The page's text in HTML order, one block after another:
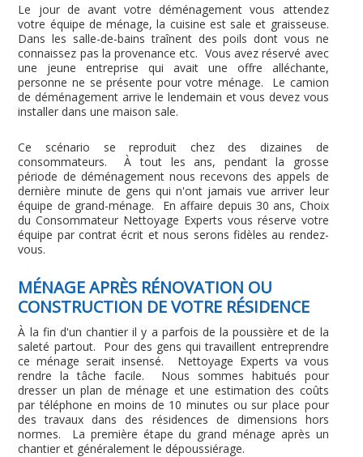
Le jour de avant votre déménagement vous attendez
votre équipe de ménage, la cuisine est sale et graisseuse.
Dans les salle-de-bains traînent des poils dont vous ne
connaissez pas la provenance etc. Vous avez réservé avec
une jeune entreprise qui avait une offre alléchante,
personne ne se présente pour votre ménage. Le camion
de déménagement arrive le lendemain et vous devez vous
installer dans une maison sale.
Ce scénario se reproduit chez des dizaines de
consommateurs. À tout les ans, pendant la grosse
période de déménagement nous recevons des appels de
dernière minute de gens qui n'ont jamais vue arriver leur
équipe de grand-ménage. En affaire depuis 30 ans, Choix
du Consommateur Nettoyage Experts vous réserve votre
équipe par contrat écrit et nous serons fidèles au rendez-
vous.
MÉNAGE APRÈS RÉNOVATION OU
CONSTRUCTION DE VOTRE RÉSIDENCE
À la fin d'un chantier il y a parfois de la poussière et de la
saleté partout. Pour des gens qui travaillent entreprendre
ce ménage serait insensé. Nettoyage Experts va vous
rendre la tâche facile. Nous sommes habitués pour
dresser un plan de ménage et une estimation des coûts
par téléphone en moins de 10 minutes ou sur place pour
des travaux dans des résidences de dimensions hors
normes. La première étape du grand ménage après un
chantier et généralement le dépoussiérage.